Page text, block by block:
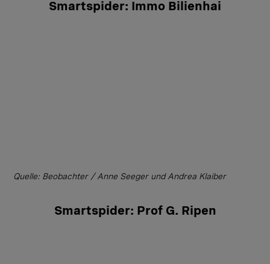
Smartspider: Immo Bilienhai
Quelle: Beobachter / Anne Seeger und Andrea Klaiber
Smartspider: Prof G. Ripen